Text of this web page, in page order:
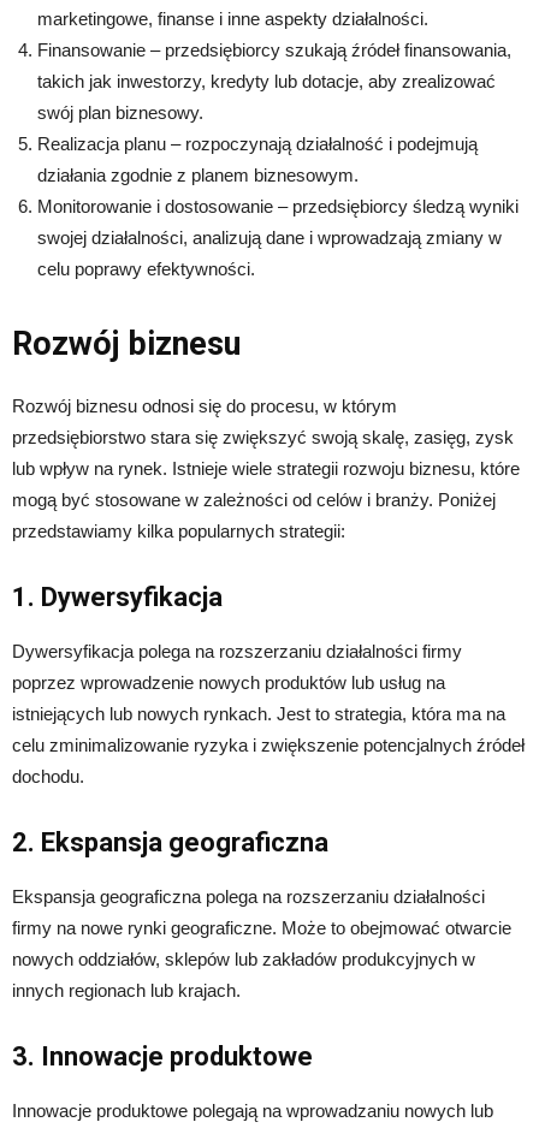
marketingowe, finanse i inne aspekty działalności.
Finansowanie – przedsiębiorcy szukają źródeł finansowania,
takich jak inwestorzy, kredyty lub dotacje, aby zrealizować
swój plan biznesowy.
Realizacja planu – rozpoczynają działalność i podejmują
działania zgodnie z planem biznesowym.
Monitorowanie i dostosowanie – przedsiębiorcy śledzą wyniki
swojej działalności, analizują dane i wprowadzają zmiany w
celu poprawy efektywności.
Rozwój biznesu
Rozwój biznesu odnosi się do procesu, w którym
przedsiębiorstwo stara się zwiększyć swoją skalę, zasięg, zysk
lub wpływ na rynek. Istnieje wiele strategii rozwoju biznesu, które
mogą być stosowane w zależności od celów i branży. Poniżej
przedstawiamy kilka popularnych strategii:
1. Dywersyfikacja
Dywersyfikacja polega na rozszerzaniu działalności firmy
poprzez wprowadzenie nowych produktów lub usług na
istniejących lub nowych rynkach. Jest to strategia, która ma na
celu zminimalizowanie ryzyka i zwiększenie potencjalnych źródeł
dochodu.
2. Ekspansja geograficzna
Ekspansja geograficzna polega na rozszerzaniu działalności
firmy na nowe rynki geograficzne. Może to obejmować otwarcie
nowych oddziałów, sklepów lub zakładów produkcyjnych w
innych regionach lub krajach.
3. Innowacje produktowe
Innowacje produktowe polegają na wprowadzaniu nowych lub